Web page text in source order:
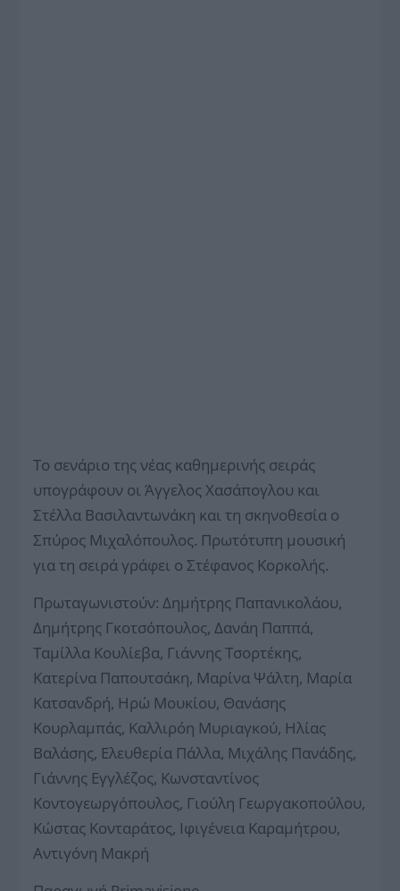
Το σενάριο της νέας καθημερινής σειράς
υπογράφουν οι Άγγελος Χασάπογλου και
Στέλλα Βασιλαντωνάκη και τη σκηνοθεσία ο
Σπύρος Μιχαλόπουλος. Πρωτότυπη μουσική
για τη σειρά γράφει ο Στέφανος Κορκολής.
Πρωταγωνιστούν: Δημήτρης Παπανικολάου,
Δημήτρης Γκοτσόπουλος, Δανάη Παππά,
Ταμίλλα Κουλίεβα, Γιάννης Τσορτέκης,
Κατερίνα Παπουτσάκη, Μαρίνα Ψάλτη, Μαρία
Κατσανδρή, Ηρώ Μουκίου, Θανάσης
Κουρλαμπάς, Καλλιρόη Μυριαγκού, Ηλίας
Βαλάσης, Ελευθερία Πάλλα, Μιχάλης Πανάδης,
Γιάννης Εγγλέζος, Κωνσταντίνος
Κοντογεωργόπουλος, Γιούλη Γεωργακοπούλου,
Κώστας Κονταράτος, Ιφιγένεια Καραμήτρου,
Αντιγόνη Μακρή